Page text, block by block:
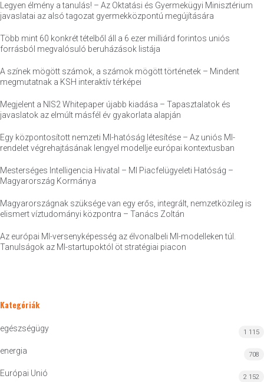
Legyen élmény a tanulás! – Az Oktatási és Gyermekügyi Minisztérium
javaslatai az alsó tagozat gyermekközpontú megújítására
Több mint 60 konkrét tételből áll a 6 ezer milliárd forintos uniós
forrásból megvalósuló beruházások listája
A színek mögött számok, a számok mögött történetek – Mindent
megmutatnak a KSH interaktív térképei
Megjelent a NIS2 Whitepaper újabb kiadása – Tapasztalatok és
javaslatok az elmúlt másfél év gyakorlata alapján
Egy központosított nemzeti MI-hatóság létesítése – Az uniós MI-
rendelet végrehajtásának lengyel modellje európai kontextusban
Mesterséges Intelligencia Hivatal – MI Piacfelügyeleti Hatóság –
Magyarország Kormánya
Magyarországnak szüksége van egy erős, integrált, nemzetközileg is
elismert víztudományi központra – Tanács Zoltán
Az európai MI-versenyképesség az élvonalbeli MI-modelleken túl.
Tanulságok az MI-startupoktól öt stratégiai piacon
Kategóriák
egészségügy 1 115
energia 708
Európai Unió 2 152